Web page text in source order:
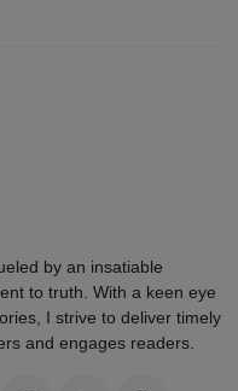
by an insatiable
to truth. With a keen eye
I strive to deliver timely
and engages readers.